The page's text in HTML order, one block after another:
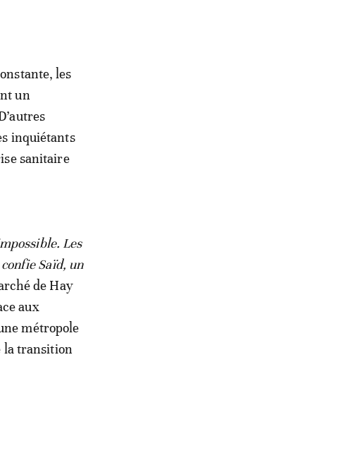
les
un
inquiétants
sanitaire
Les
Saïd, un
de Hay
aux
métropole
la transition